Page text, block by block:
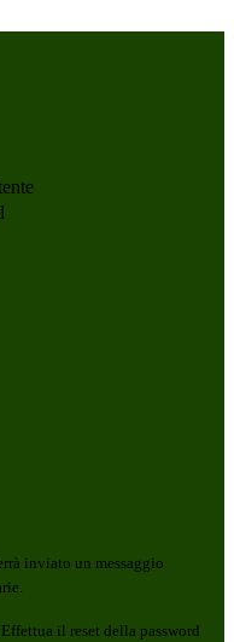
inviato un messaggio
il reset della password